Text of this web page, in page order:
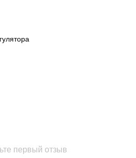
первый отзыв